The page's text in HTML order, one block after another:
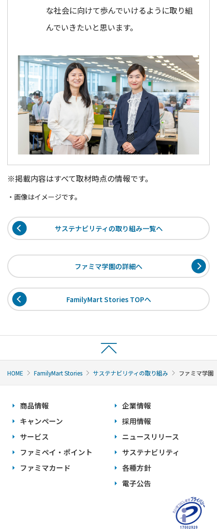
な社会に向けて歩んでいけるように取り組
んでいきたいと思います。
※掲載内容はすべて取材時点の情報です。
・画像はイメージです。
サステナビリティの取り組み一覧へ
ファミマ学園の詳細へ
FamilyMart Stories TOPへ
HOME FamilyMart Stories サステナビリティの取り組み ファミマ学園
商品情報
キャンペーン
サービス
ファミペイ・ポイント
ファミマカード
企業情報
採用情報
ニュースリリース
サステナビリティ
各種方針
電子公告